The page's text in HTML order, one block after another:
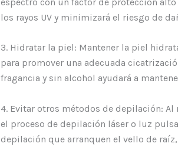
los rayos UV y minimizará el riesgo de
3. Hidratar la piel: Mantener la piel
para promover una adecuada
fragancia y sin alcohol ayudará a
4. Evitar otros métodos de depilación:
el proceso de depilación láser o luz
depilación que arranquen el vello de